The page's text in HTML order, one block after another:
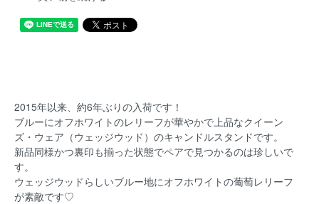
2015年以来、約6年ぶりの入荷です！
ブルーにオフホワイトのレリーフが華やかで上品なクイーン
ズ・ウェア（ウェッジウッド）のキャンドルスタンドです。
新品同様かつ裏印も揃った状態でペアで見つかるのは珍しいで
す。
ウェッジウッドらしいブルー地にオフホワイトの葡萄レリーフ
が素敵です♡